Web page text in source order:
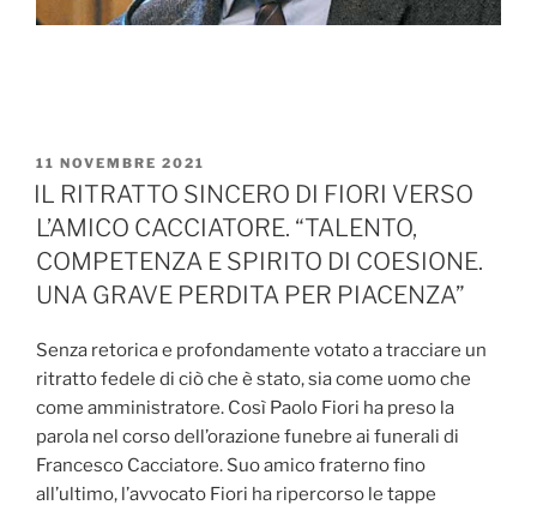
PUBBLICATO
IL
11 NOVEMBRE 2021
IL RITRATTO SINCERO DI FIORI VERSO
L’AMICO CACCIATORE. “TALENTO,
COMPETENZA E SPIRITO DI COESIONE.
UNA GRAVE PERDITA PER PIACENZA”
Senza retorica e profondamente votato a tracciare un
ritratto fedele di ciò che è stato, sia come uomo che
come amministratore. Così Paolo Fiori ha preso la
parola nel corso dell’orazione funebre ai funerali di
Francesco Cacciatore. Suo amico fraterno fino
all’ultimo, l’avvocato Fiori ha ripercorso le tappe